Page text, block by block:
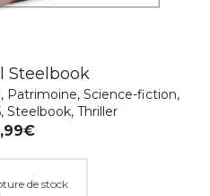
Steelbook
, Patrimoine, Science-fiction,
, Steelbook, Thriller
€
de stock